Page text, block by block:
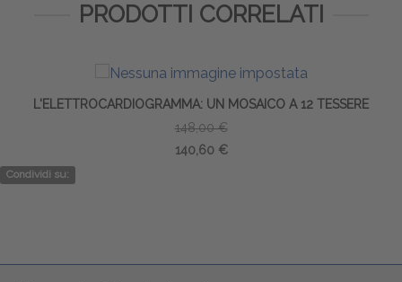
PRODOTTI CORRELATI
L'ELETTROCARDIOGRAMMA: UN MOSAICO A 12 TESSERE
148,00 €
140,60 €
Condividi su: